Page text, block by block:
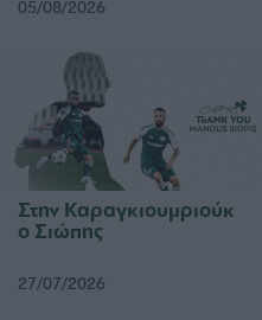
05/08/2026
Στην Καραγκιουμριούκ
ο Σιώπης
27/07/2026